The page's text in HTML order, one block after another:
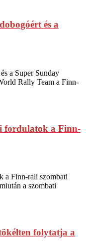
és a
a Super Sunday
Rally Team a Finn-
fordulatok a Finn-
a Finn-rali szombati
a szombati
folytatja a